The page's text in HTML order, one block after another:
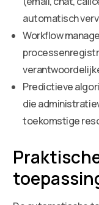
automatisch
Workflow
Predictieve
die
toekomstige